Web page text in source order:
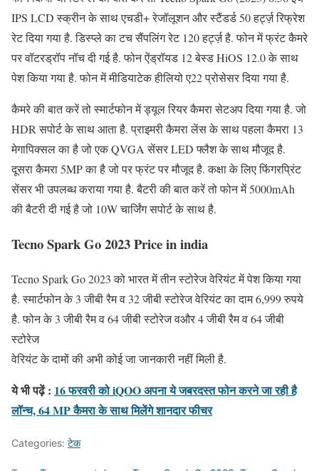
IPS LCD स्क्रीन के साथ एचडी+ रेजॉलूशन और स्टैंडर्ड 50 हर्ट्ज़ रिफ्रेश
रेट दिया गया है. डिस्प्ले का टच सैंपलिंग रेट 120 हर्ट्ज़ है. फोन में फ्रंट कैमरे
पर वॉटरड्रॉप नॉच दी गई है. फोन ऐंड्रॉयड 12 बेस्ड HiOS 12.0 के साथ
पेश किया गया है. फोन में मीडियाटेक हीलियो ए22 प्रोसेसर दिया गया है.
कैमरे की बात करें तो स्मार्टफोन में ड्यूल रियर कैमरा सेटअप दिया गया है. जो
HDR सपोर्ट के साथ आता है. प्राइमरी कैमरा लेंस के साथ पहला कैमरा 13
मेगापिक्सल का है जो एक QVGA सेंसर LED फ्लैश के साथ मौजूद है.
दूसरा कैमरा 5MP का है जो पर फ्रंट पर मौजूद है. कक्षा के लिए फिंगरप्रिंट
सेंसर भी उपलब्ध कराया गया है. बैटरी की बात करें तो फोन में 5000mAh
की बैटरी दी गई है जो 10W चार्जिंग सपोर्ट के साथ है.
Tecno Spark Go 2023 Price in india
Tecno Spark Go 2023 को भारत में तीन स्टोरेज वेरियंट में पेश किया गया
है. स्मार्टफोन के 3 जीबी रैम व 32 जीबी स्टोरेज वेरियंट का दाम 6,999 रुपये
है. फोन के 3 जीबी रैम व 64 जीबी स्टोरेज वऔर 4 जीबी रैम व 64 जीबी
स्टोरेज
वेरियंट के दामों की अभी कोई जा जानकारी नहीं मिली है.
ये भी पढ़ें : 16 फरवरी को iQOO अपना ये जबरदस्त फोन करने जा रही है
लॉन्च, 64 MP कैमरा के साथ मिलेंगे शानदार फीचर
Categories: टेक